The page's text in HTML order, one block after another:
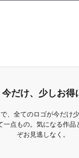
今だけ、少しお得
、全てのロゴが今だけ少
一点もの。気になる作品
ぞお見逃しなく。